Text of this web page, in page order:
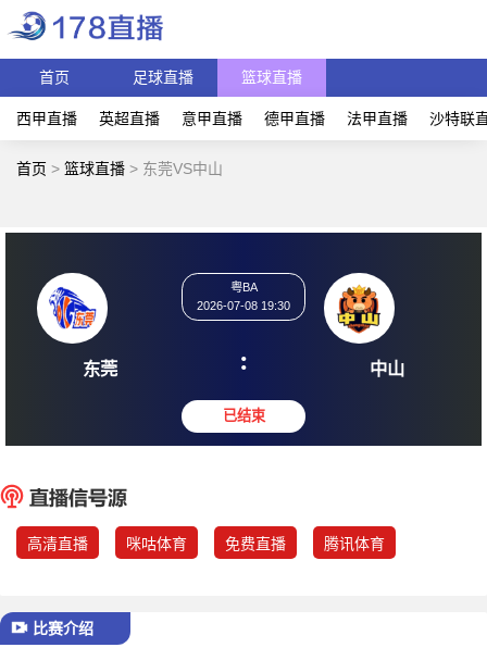
首页 足球直播 篮球直播
西甲直播 英超直播 意甲直播 德甲直播 法甲直播 沙特联
首页 > 篮球直播 > 东莞VS中山
东莞
2026-07-08 19:30
: 中
高清直播 咪咕体育 免费直播 腾讯体育
比赛介绍